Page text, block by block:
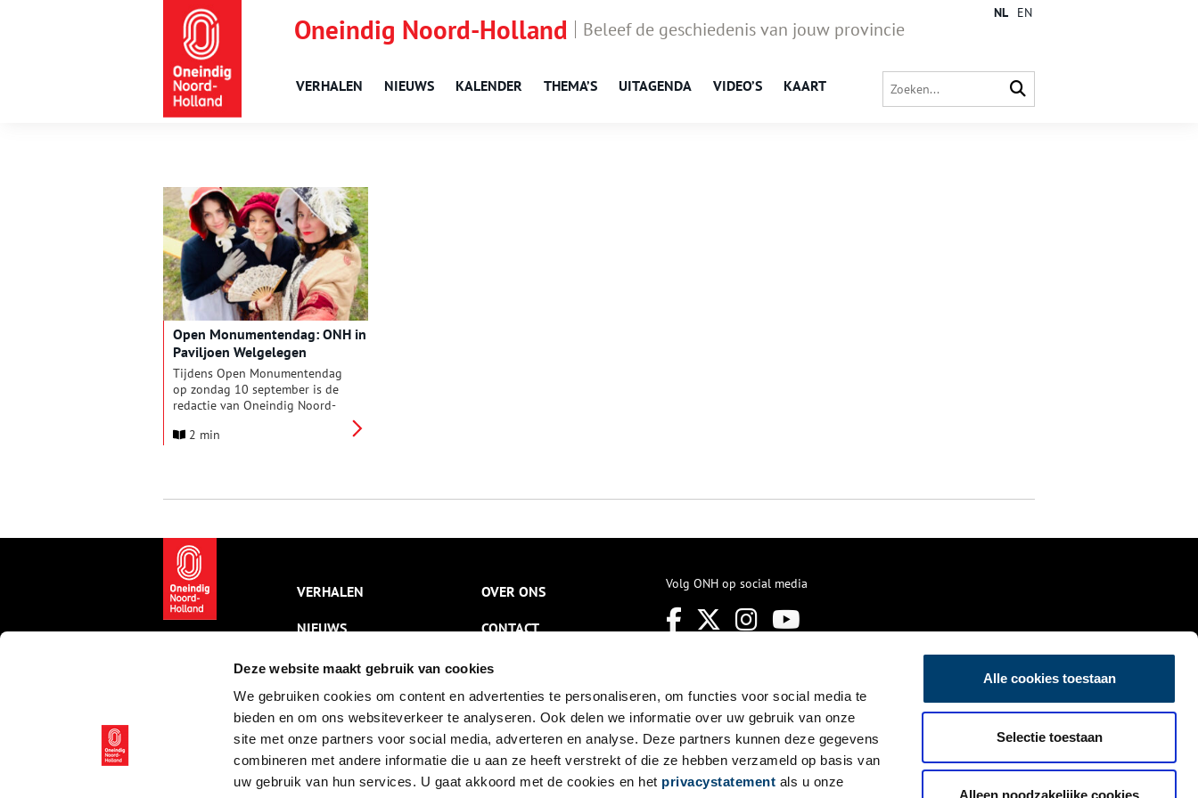
Deze website maakt gebruik van cookies
We gebruiken cookies om content en advertenties te personaliseren, om functies voor social media te
bieden en om ons websiteverkeer te analyseren. Ook delen we informatie over uw gebruik van onze
site met onze partners voor social media, adverteren en analyse. Deze partners kunnen deze gegevens
combineren met andere informatie die u aan ze heeft verstrekt of die ze hebben verzameld op basis van
uw gebruik van hun services. U gaat akkoord met de cookies en het privacystatement als u onze
Alle cookies toestaan
Selectie toestaan
Alleen noodzakelijke cookies
Oneindig Noord-Holland Beleef de geschiedenis van jouw provincie
VERHALEN NIEUWS KALENDER THEMA’S UITAGENDA VIDEO’S KAART
NL EN
Open Monumentendag: ONH in
Paviljoen Welgelegen
Tijdens Open Monumentendag
op zondag 10 september is de
redactie van Oneindig Noord-
Provinciehuis van Noord-
Napoleon, Paviljoen Welgelegen
over de geschiedenis van
Noord-Holland. Dit doet de
redactie natuurlijk geheel in
stijl, in Napoleontische kleding!
2 min
VERHALEN
NIEUWS
KALENDER
THEMA’S
ACTIVITEITEN
VIDEO’S
OVER ONS
CONTACT
NIEUWSBRIEF
DISCLAIMER
PRIVACY
TOEGANKELIJKHEID
Volg ONH op social media